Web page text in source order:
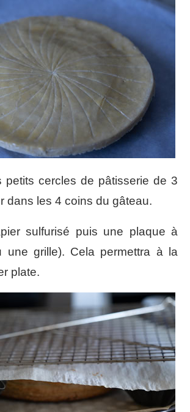
petits cercles de pâtisserie de 3
dans les 4 coins du gâteau.
sulfurisé puis une plaque à
une grille). Cela permettra à la
plate.